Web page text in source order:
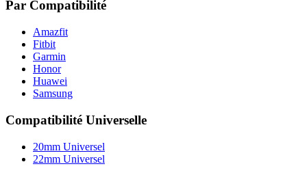
Par Compatibilité
Amazfit
Fitbit
Garmin
Honor
Huawei
Samsung
Compatibilité Universelle
20mm Universel
22mm Universel